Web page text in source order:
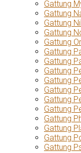
Gattung
Gattung
Gattung
Gattung
Gattung
Gattung
Gattung
Gattung
Gattung
Gattung
Gattung
Gattung
Gattung
Gattung
Gattung
Gattung